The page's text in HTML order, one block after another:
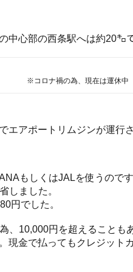
中心部の西条駅へは約20㌔
※コロナ禍の為、現在は運休中
エアポートリムジンが運行
もしくはJALを使うので
しました。
円でした。
、10,000円を超えることも
現金で払ってもクレジット